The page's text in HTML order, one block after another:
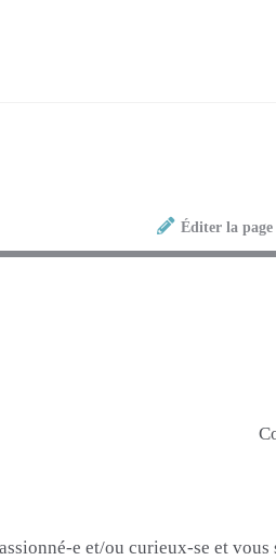
Éditer la page
e et/ou curieux-se et